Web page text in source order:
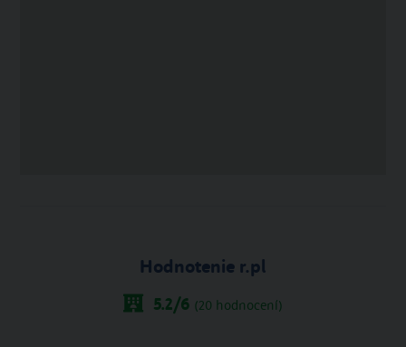
Hodnotenie r.pl
5.2/6 (20 hodnocení)